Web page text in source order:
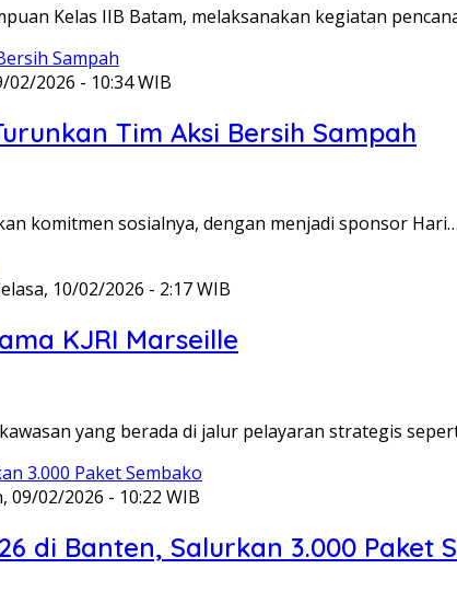
Kelas IIB Batam, melaksanakan kegiatan
02/2026 - 10:34 WIB
Tim Aksi Bersih Sampah
komitmen sosialnya, dengan menjadi sponsor Hari…
10/02/2026 - 2:17 WIB
KJRI Marseille
yang berada di jalur pelayaran strategis
09/02/2026 - 10:22 WIB
di Banten, Salurkan 3.000 Paket